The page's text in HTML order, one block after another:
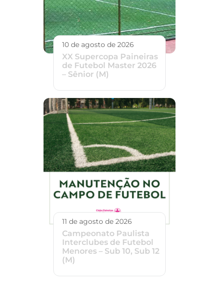
10 de agosto de 2026
XX Supercopa Paineiras
de Futebol Master 2026
– Sênior (M)
11 de agosto de 2026
Campeonato Paulista
Interclubes de Futebol
Menores – Sub 10, Sub 12
(M)